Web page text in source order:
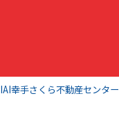
幸手さくら不動産センター